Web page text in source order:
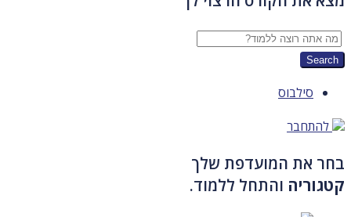
סילבוס
להתחבר
בחר את המועדפת שלך
קטגוריה והתחל ללמוד.